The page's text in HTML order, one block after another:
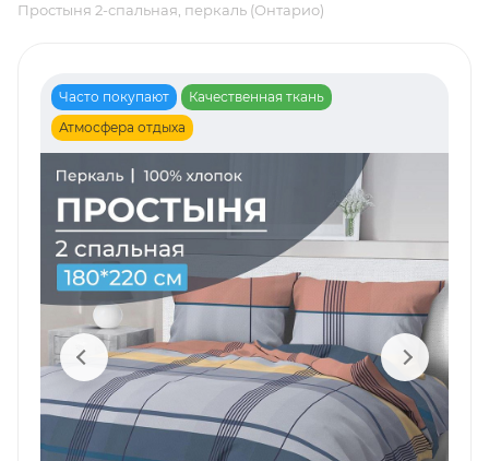
Простыня 2-спальная, перкаль (Онтарио)
Часто покупают
Качественная ткань
Атмосфера отдыха